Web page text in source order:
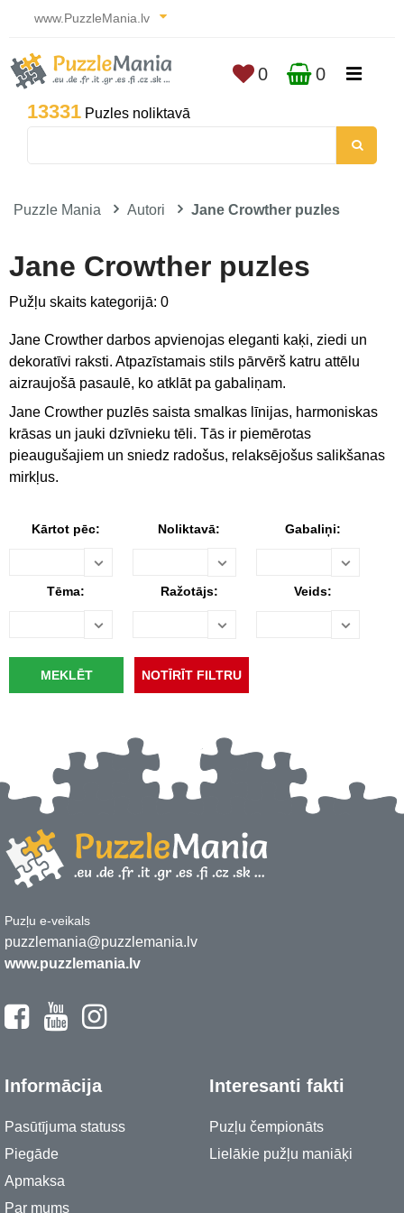
www.PuzzleMania.lv
13331 Puzles noliktavā
0 0
Puzzle Mania Autori Jane Crowther puzles
Jane Crowther puzles
Pužļu skaits kategorijā: 0
Jane Crowther darbos apvienojas eleganti kaķi, ziedi un
dekoratīvi raksti. Atpazīstamais stils pārvērš katru attēlu
aizraujošā pasaulē, ko atklāt pa gabaliņam.
Jane Crowther puzlēs saista smalkas līnijas, harmoniskas
krāsas un jauki dzīvnieku tēli. Tās ir piemērotas
pieaugušajiem un sniedz radošus, relaksējošus salikšanas
mirkļus.
Kārtot pēc: Noliktavā: Gabaliņi:
Tēma: Ražotājs: Veids:
Puzļu e-veikals
puzzlemania@puzzlemania.lv
www.puzzlemania.lv
Informācija
Pasūtījuma statuss
Piegāde
Apmaksa
Par mums
Interesanti fakti
Puzļu čempionāts
Lielākie pužļu maniāķi